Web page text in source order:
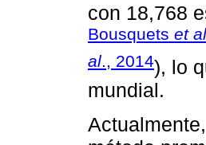
con 18,768
Bousquets et al
al., 2014), lo
mundial.